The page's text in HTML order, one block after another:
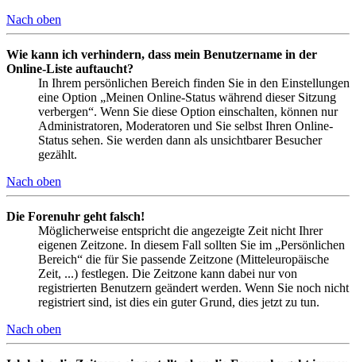
Nach oben
Wie kann ich verhindern, dass mein Benutzername in der
Online-Liste auftaucht?
In Ihrem persönlichen Bereich finden Sie in den Einstellungen
eine Option „Meinen Online-Status während dieser Sitzung
verbergen“. Wenn Sie diese Option einschalten, können nur
Administratoren, Moderatoren und Sie selbst Ihren Online-
Status sehen. Sie werden dann als unsichtbarer Besucher
gezählt.
Nach oben
Die Forenuhr geht falsch!
Möglicherweise entspricht die angezeigte Zeit nicht Ihrer
eigenen Zeitzone. In diesem Fall sollten Sie im „Persönlichen
Bereich“ die für Sie passende Zeitzone (Mitteleuropäische
Zeit, ...) festlegen. Die Zeitzone kann dabei nur von
registrierten Benutzern geändert werden. Wenn Sie noch nicht
registriert sind, ist dies ein guter Grund, dies jetzt zu tun.
Nach oben